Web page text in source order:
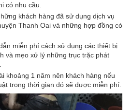
có nhu cầu.
khách hàng đã sử dụng dịch vụ
Thanh Oai và những hợp đồng có
miễn phí cách sử dụng các thiết bị
và mẹo xử lý những trục trặc phát
khoảng 1 năm nên khách hàng nếu
trong thời gian đó sẽ được miễn phí.